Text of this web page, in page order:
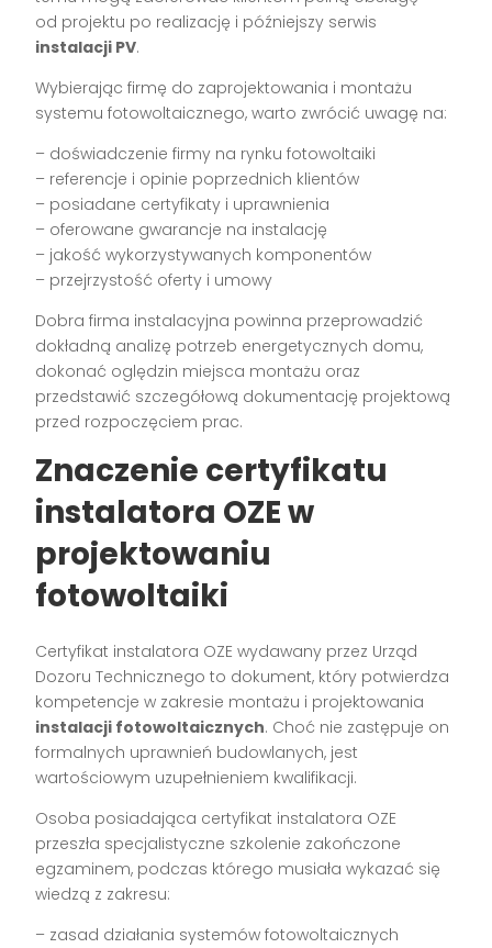
od projektu po realizację i późniejszy serwis
instalacji PV.
Wybierając firmę do zaprojektowania i montażu
systemu fotowoltaicznego, warto zwrócić uwagę na:
– doświadczenie firmy na rynku fotowoltaiki
– referencje i opinie poprzednich klientów
– posiadane certyfikaty i uprawnienia
– oferowane gwarancje na instalację
– jakość wykorzystywanych komponentów
– przejrzystość oferty i umowy
Dobra firma instalacyjna powinna przeprowadzić
dokładną analizę potrzeb energetycznych domu,
dokonać oględzin miejsca montażu oraz
przedstawić szczegółową dokumentację projektową
przed rozpoczęciem prac.
Znaczenie certyfikatu
instalatora OZE w
projektowaniu
fotowoltaiki
Certyfikat instalatora OZE wydawany przez Urząd
Dozoru Technicznego to dokument, który potwierdza
kompetencje w zakresie montażu i projektowania
instalacji fotowoltaicznych. Choć nie zastępuje on
formalnych uprawnień budowlanych, jest
wartościowym uzupełnieniem kwalifikacji.
Osoba posiadająca certyfikat instalatora OZE
przeszła specjalistyczne szkolenie zakończone
egzaminem, podczas którego musiała wykazać się
wiedzą z zakresu:
– zasad działania systemów fotowoltaicznych